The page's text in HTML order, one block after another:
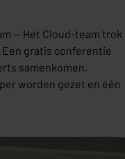
— Het Cloud-team trok
Een gratis conferentie
samenkomen,
worden gezet en één